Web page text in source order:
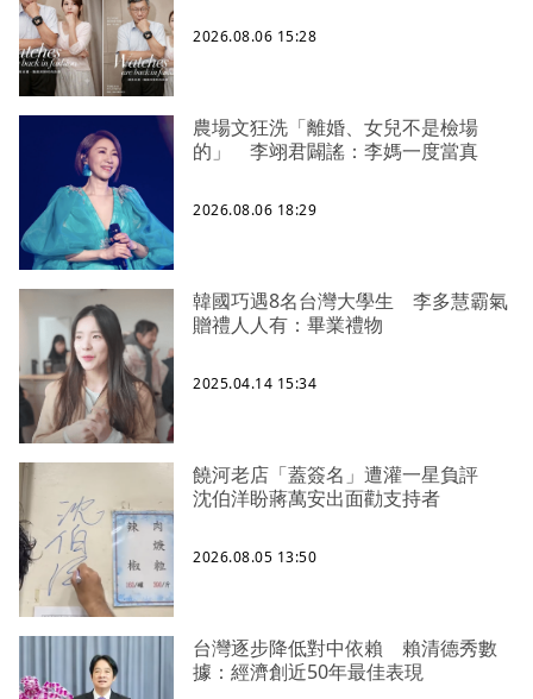
2026.08.06 15:28
農場文狂洗「離婚、女兒不是檢場
的」 李翊君闢謠：李媽一度當真
2026.08.06 18:29
韓國巧遇8名台灣大學生 李多慧霸氣
贈禮人人有：畢業禮物
2025.04.14 15:34
饒河老店「蓋簽名」遭灌一星負評
沈伯洋盼蔣萬安出面勸支持者
2026.08.05 13:50
台灣逐步降低對中依賴 賴清德秀數
據：經濟創近50年最佳表現